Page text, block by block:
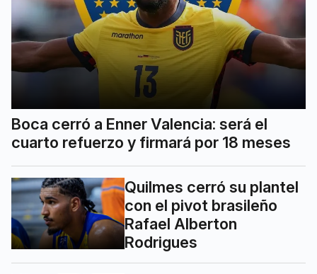
Boca cerró a Enner Valencia: será el
cuarto refuerzo y firmará por 18 meses
Quilmes cerró su plantel
con el pivot brasileño
Rafael Alberton
Rodrigues